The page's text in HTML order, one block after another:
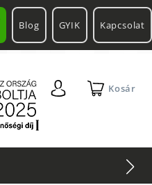
Blog GYIK Kapcsolat
Kosár